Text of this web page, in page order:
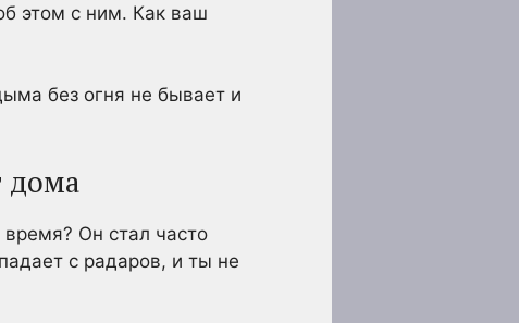
этом с ним. Как ваш
без огня не бывает и
дома
Он стал часто
с радаров, и ты не